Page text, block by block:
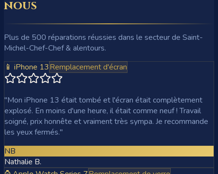
nous
Plus de 500 réparations réussies dans le secteur de Saint-
Michel-Chef-Chef & alentours.
📱 iPhone 13Remplacement d'écran
"Mon iPhone 13 était tombé et l'écran était complètement
explosé. En moins d'une heure, il était comme neuf ! Travail
soigné, prix honnête et vraiment très sympa. Je recommande
les yeux fermés."
NB
Nathalie B.